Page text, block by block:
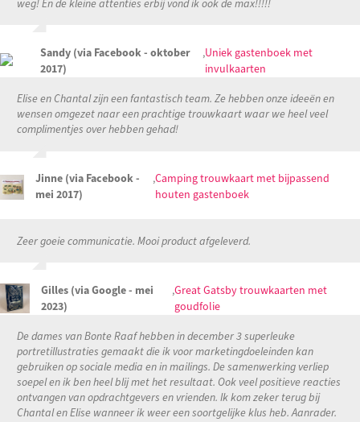
weg! En de kleine attenties erbij vond ik ook de max!!!!!
Sandy (via Facebook - oktober
2017)
,Uniek gastenboek met
invulkaarten
Elise en Chantal zijn een fantastisch team. Ze hebben onze ideeën en
wensen omgezet naar een prachtige trouwkaart waar we heel veel
complimentjes over hebben gehad!
Jinne (via Facebook -
mei 2017)
,Camping trouwkaart met bijpassend
houten gastenboek
Zeer goeie communicatie. Mooi product afgeleverd.
Gilles (via Google - mei
2023)
,Great Gatsby trouwkaarten met
goudfolie
De dames van Bonte Raaf hebben in december 3 superleuke
portretillustraties gemaakt die ik voor marketingdoeleinden kan
gebruiken op sociale media en in mailings. De samenwerking verliep
soepel en ik ben heel blij met het resultaat. Ook veel positieve reacties
ontvangen van opdrachtgevers en vrienden. Ik kom zeker terug bij
Chantal en Elise wanneer ik weer een soortgelijke klus heb. Aanrader.